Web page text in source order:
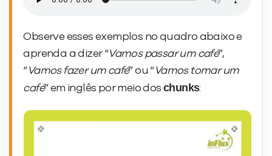
Observe esses exemplos no quadro abaixo e
aprenda a dizer “Vamos passar um café”,
“Vamos fazer um café” ou “Vamos tomar um
café” em inglês por meio dos chunks: